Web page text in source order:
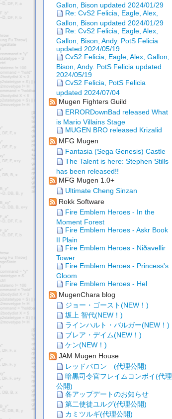
Gallon, Bison updated 2024/01/29
Re: CvS2 Felicia, Eagle, Alex,
Gallon, Bison updated 2024/01/29
Re: CvS2 Felicia, Eagle, Alex,
Gallon, Bison, Andy. PotS Felicia
updated 2024/05/19
CvS2 Felicia, Eagle, Alex, Gallon,
Bison, Andy. PotS Felicia updated
2024/05/19
CvS2 Felicia, PotS Felicia
updated 2024/07/04
Mugen Fighters Guild
ERRORDownBad released What
is Mario Villains Stage
MUGEN BRO released Krizalid
MFG Mugen
Fantasia (Sega Genesis) Castle
The Talent is here: Stephen Stills
has been released!!
MFG Mugen 1.0+
Ultimate Cheng Sinzan
Rokk Software
Fire Emblem Heroes - In the
Moment Forest
Fire Emblem Heroes - Askr Book
II Plain
Fire Emblem Heroes - Niðavellir
Tower
Fire Emblem Heroes - Princess's
Gloom
Fire Emblem Heroes - Hel
MugenChara blog
ジョー・ゴースト(NEW！)
坂上 智代(NEW！)
ラインハルト・バルガー(NEW！)
ブレア・デイム(NEW！)
ケン(NEW！)
JAM Mugen House
レッドバロン (代理公開)
暗黒司令官フレイムコンボイ(代理
公開)
各アップデートのお知らせ
第二使徒ユルグ(代理公開)
カミツルギ(代理公開)